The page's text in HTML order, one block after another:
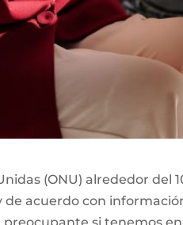
(ONU) alrededor del
acuerdo con